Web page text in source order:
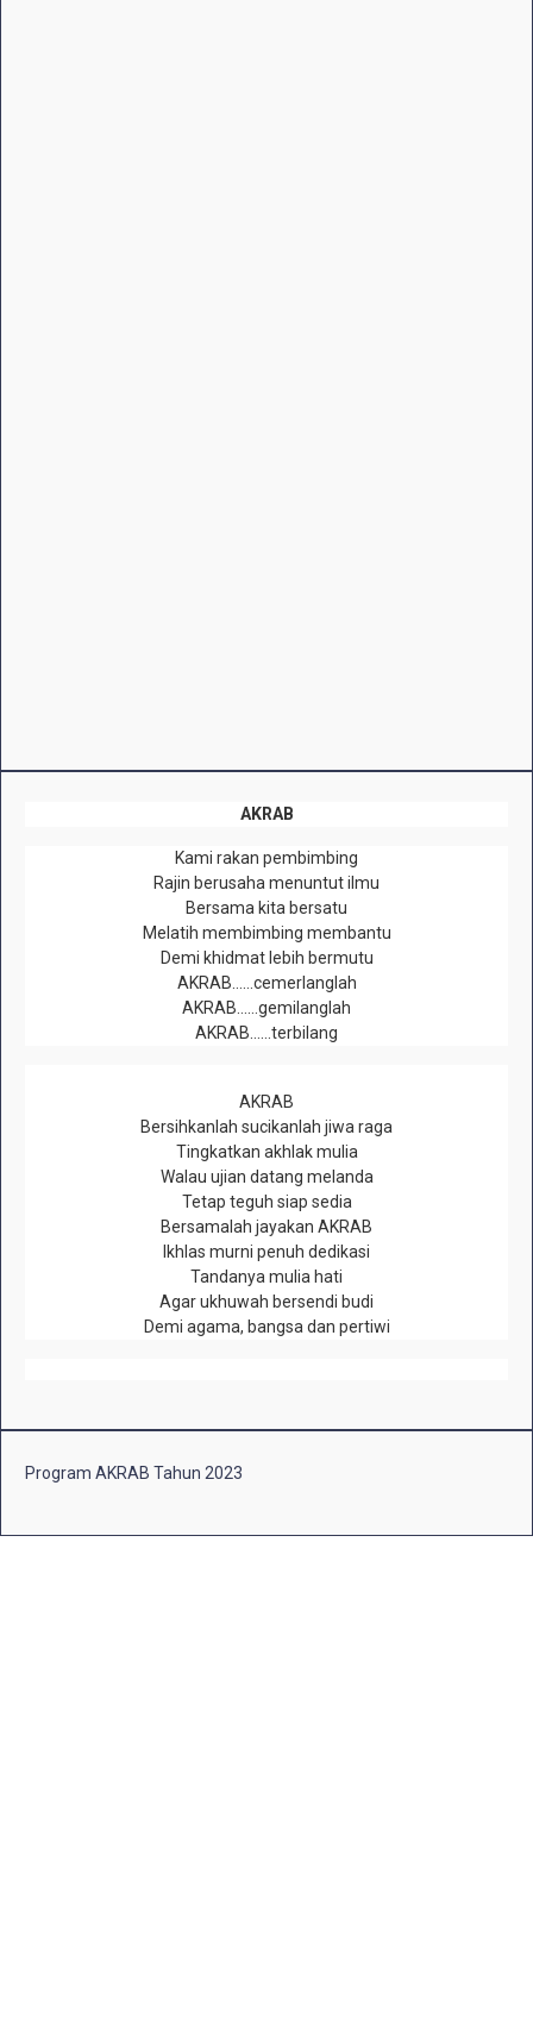
AKRAB
Kami rakan pembimbing
Rajin berusaha menuntut ilmu
Bersama kita bersatu
Melatih membimbing membantu
Demi khidmat lebih bermutu
AKRAB……cemerlanglah
AKRAB……gemilanglah
AKRAB……terbilang
AKRAB
Bersihkanlah sucikanlah jiwa raga
Tingkatkan akhlak mulia
Walau ujian datang melanda
Tetap teguh siap sedia
Bersamalah jayakan AKRAB
Ikhlas murni penuh dedikasi
Tandanya mulia hati
Agar ukhuwah bersendi budi
Demi agama, bangsa dan pertiwi
Program AKRAB Tahun 2023